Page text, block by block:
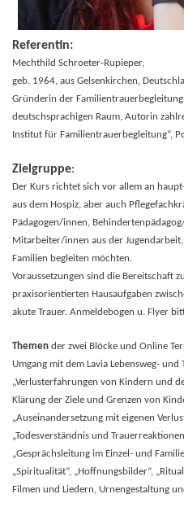
Referentin:
Mechthild Schroeter-Rupieper,
geb. 1964, aus Gelsenkirchen,
Gründerin der
deutschsprachigen Raum, Autorin
Institut für Familientrauerbegleitung“,
Zielgruppe:
Der Kurs richtet sich vor allem an
aus dem Hospiz, aber auch
Pädagogen/innen,
Mitarbeiter/innen aus der
Familien begleiten möchten.
Voraussetzungen sind die Bereitschaft
praxisorientierten Hausaufgaben
akute Trauer. Anmeldebogen u. Flyer
Themen der zwei Blöcke und Online
Umgang mit dem Lavia Lebensweg-
„Verlusterfahrungen von Kindern und
Klärung der Ziele und Grenzen von
„Auseinandersetzung mit eigenen
„Todesverständnis und
„Gesprächsleitung im Einzel- und
„Spiritualität“, „Hoffnungsbilder“,
Filmen und Liedern, Urnengestaltung